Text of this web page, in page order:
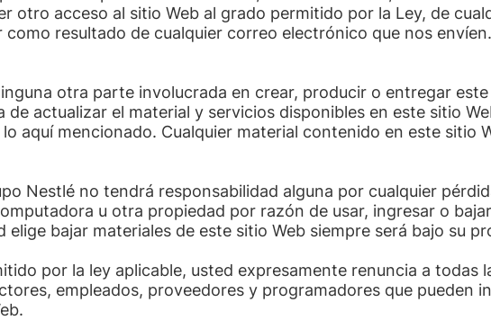
otro acceso al sitio Web al grado permitido por la Ley, de
resultado de cualquier correo electrónico que nos envíen.
otra parte involucrada en crear, producir o entregar
de actualizar el material y servicios disponibles en este sitio
aquí mencionado. Cualquier material contenido en este sitio
Nestlé no tendrá responsabilidad alguna por cualquier
u otra propiedad por razón de usar, ingresar o
elige bajar materiales de este sitio Web siempre será bajo su
por la ley aplicable, usted expresamente renuncia a todas
empleados, proveedores y programadores que pueden